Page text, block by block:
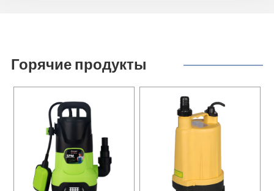
Горячие продукты